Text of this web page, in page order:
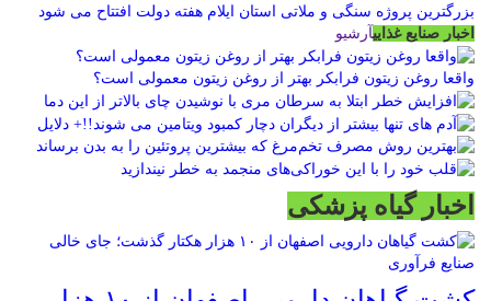
بزرگترین پروژه سنگی و ملاتی استان ایلام هفته دولت افتتاح می شود
اخبار صنایع غذاییآرشیو
واقعا روغن زیتون فرابکر بهتر از روغن زیتون معمولی است؟
اخبار گیاه پزشکی